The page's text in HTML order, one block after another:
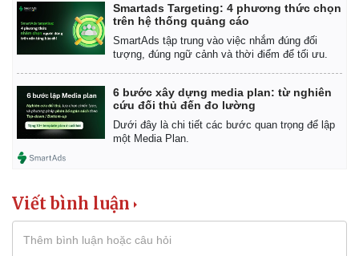
Smartads Targeting: 4 phương thức chọn
trên hệ thống quảng cáo
SmartAds tập trung vào việc nhắm đúng đối
tượng, đúng ngữ cảnh và thời điểm để tối ưu.
6 bước xây dựng media plan: từ nghiên
cứu đối thủ đến đo lường
Dưới đây là chi tiết các bước quan trọng để lập
một Media Plan.
Viết bình luận